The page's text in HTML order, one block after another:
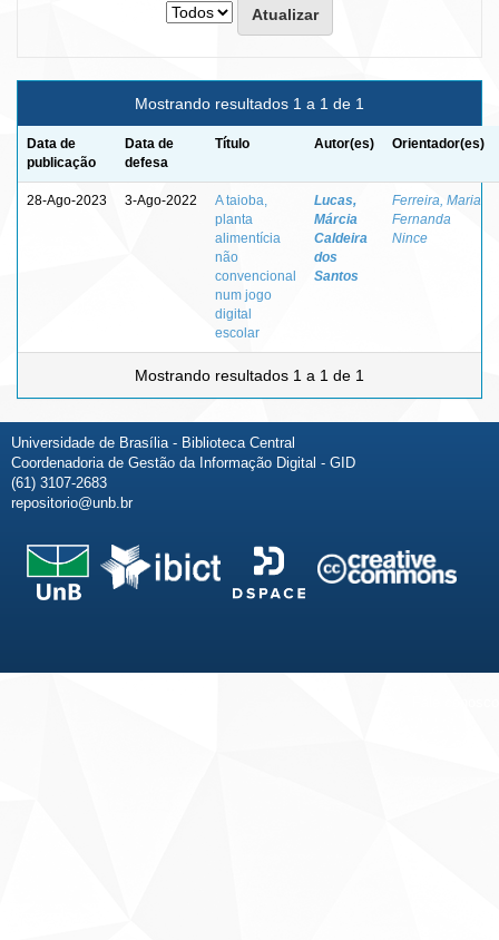
Mostrando resultados 1 a 1 de 1
Data de
publicação
Data de
defesa
Título Autor(es) Orientador(es)
28-Ago-2023 3-Ago-2022
A taioba,
planta
alimentícia
não
convencional
num jogo
digital
escolar
Lucas,
Márcia
Caldeira
dos
Santos
Ferreira, Maria
Fernanda
Nince
Mostrando resultados 1 a 1 de 1
Universidade de Brasília - Biblioteca Central
Coordenadoria de Gestão da Informação Digital - GID
(61) 3107-2683
repositorio@unb.br